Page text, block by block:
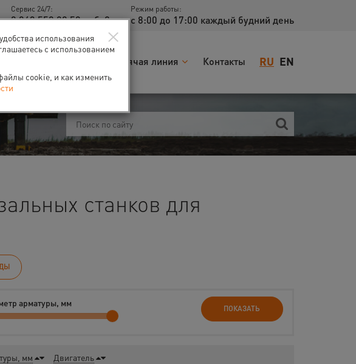
Сервис 24/7:
8 843 558 09 58 доб. 2
Режим работы:
с 8:00 до 17:00 каждый будний день
RU EN
Горячая линия Контакты
станков для
арматуры, мм
ПОКАЗАТЬ
мм Двигатель
×
использования
с использованием
cookie, и как изменить